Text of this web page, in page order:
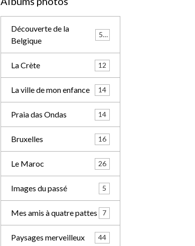
Découverte de la
Belgique
57
La Crète 12
La ville de mon enfance 14
Praia das Ondas 14
Bruxelles 16
Le Maroc 26
Images du passé 5
Mes amis à quatre pattes 7
Paysages merveilleux 44